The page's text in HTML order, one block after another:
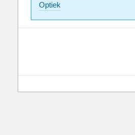
Optiek